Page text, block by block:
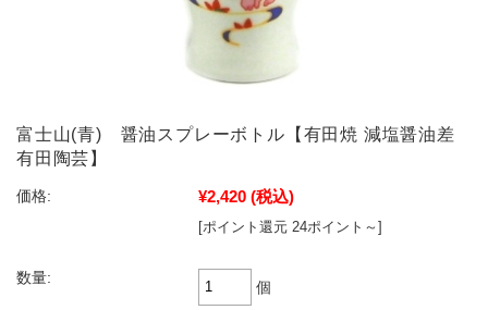
富士山(青) 醤油スプレーボトル【有田焼 減塩醤油差
有田陶芸】
価格: ¥2,420 (税込)
[ポイント還元 24ポイント～]
数量:
個